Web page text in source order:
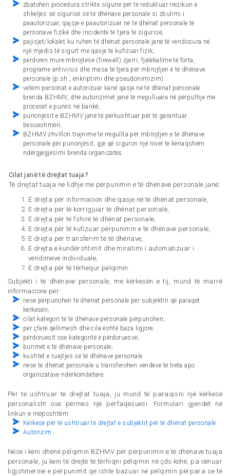
zbatohen procedura strikte sigurie për të reduktuar rrezikun e
shkeljes së sigurisë së të dhënave personale si zbulimi i
paautorizuar, qajsje e paautorizuar në të dhënat personale të
personave fizikë dhe incidente të tjera të sigurisë;
pajisjet/lokalet ku ruhen të dhënat personale janë të vendosura në
një mjedis të sigurt me qasje të kufizuar fizik;
përdoren mure mbrojtëse (firewall) zjarri, fjalëkalime të forta,
programe antivirus dhe masa të tjera për mbrojtjen e të dhënave
personale (p.sh., enkriptimi dhe pseudonimizim).
vetëm personat e autorizuar kanë qasje në të dhënat personale
brenda BZHMV, dhe autorizimet janë të rregulluara në përputhje me
proceset e punës në bankë;
punonjësit e BZHMV janë të përkushtuar për të garantuar
besueshmëri;
BZHMV zhvillon trajnime të rregullta për mbrojtjen e të dhënave
personale për punonjësit, gjë që siguron një nivel të kënaqshëm
ndërgjegjësimi brenda organizatës
Cilat janë të drejtat tuaja?
Të drejtat tuaja në lidhje me përpunimin e të dhënave personale janë:
E drejta për informacion dhe qasje në të dhënat personale,
E drejta për të korrigjuar të dhënat personale,
E drejta për të fshirë të dhënat personale,
E drejta për të kufizuar përpunimin e të dhënave personale,
E drejta për transferim të të dhënave,
E drejta e kundërshtimit dhe miratimi i automatizuar i
vendimeve individuale,
E drejta për të tërhequr pëlqimin.
Subjekti i të dhënave personale, me kërkesën e tij, mund të marrë
informacione për:
nëse përpunohen të dhënat personale për subjektin që paraqet
kërkesën;
cilat kategori të të dhënave personale përpunohen;
për çfarë qëllimesh dhe cila është baza ligjore;
përdoruesit ose kategoritë e përdoruesve;
burimet e të dhënave personale;
kushtet e ruajtjes së të dhënave personale
nëse të dhënat personale u transferohen vendeve të treta apo
organizatave ndërkombëtare.
Për të ushtruar të drejtat tuaja, ju mund të paraqisni një kërkesë
personalisht ose përmes një përfaqësuesi. Formulari gjendet në
linkun e mëposhtëm:
Kërkesë për të ushtruar të drejtat e subjektit për të dhënat personale
Autorizim
Nëse i keni dhënë pëlqimin BZHMV për përpunimin e të dhënave tuaja
personale, ju keni të drejtë të tërhiqni pëlqimin në çdo kohë, pa cënuar
ligjshmërinë e përpunimit që ishte bazuar në pëlqimin përpara se të